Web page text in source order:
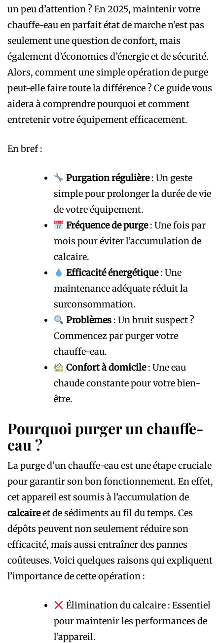
un peu d’attention ? En 2025, maintenir votre
chauffe-eau en parfait état de marche n’est pas
seulement une question de confort, mais
également d’économies d’énergie et de sécurité.
Alors, comment une simple opération de purge
peut-elle faire toute la différence ? Ce guide vous
aidera à comprendre pourquoi et comment
entretenir votre équipement efficacement.
En bref :
Purgation régulière: Un geste
simple pour prolonger la durée de vie
de votre équipement.
Fréquence de purge: Une fois par
mois pour éviter l’accumulation de
calcaire.
Efficacité énergétique: Une
maintenance adéquate réduit la
surconsommation.
Problèmes: Un bruit suspect ?
Commencez par purger votre
chauffe-eau.
Confort à domicile: Une eau
chaude constante pour votre bien-
être.
Pourquoi purger un chauffe-
eau ?
La purge d’un chauffe-eau est une étape cruciale
pour garantir son bon fonctionnement. En effet,
cet appareil est soumis à l’accumulation de
calcaireet de sédiments au fil du temps. Ces
dépôts peuvent non seulement réduire son
efficacité, mais aussi entraîner des pannes
coûteuses. Voici quelques raisons qui expliquent
l’importance de cette opération :
Élimination du calcaire : Essentiel
pour maintenir les performances de
l’appareil.